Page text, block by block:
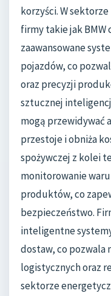
korzyści. W
firmy takie jak
zaawansowane
pojazdów, co
oraz precyzji
sztucznej
mogą przewidywać
przestoje i obniża
spożywczej z kolei
monitorowanie
produktów, co
bezpieczeństwo.
inteligentne
dostaw, co pozwala
logistycznych oraz
sektorze